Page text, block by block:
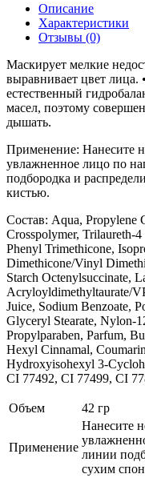
Описание
Характеристики
Отзывы (0)
Маскирует мелкие
выравнивает цвет лица.
естественный
масел, поэтому
дышать.
Применение: Нанесите
увлажненное лицо по
подбородка и
кистью.
Состав: Aqua, Propylene
Crosspolymer, Trilaureth-
Phenyl Trimethicone,
Dimethicone/Vinyl
Starch Octenylsuccinate,
Acryloyldimethyltaurate/
Juice, Sodium Benzoate,
Glyceryl Stearate, Nylon-
Propylparaben, Parfum,
Hexyl Сinnamal,
Hydroxyisohexyl 3-
CI 77492, CI 77499, CI
Объем 42 гр
Применение
Нанесите
линии
сухим